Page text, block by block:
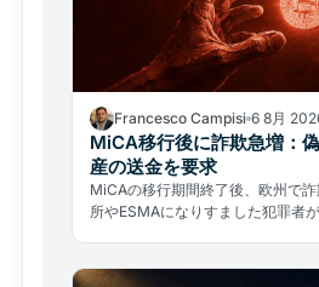
Francesco Campisi 6 8月
MiCA移行後に詐欺急増：
産の送金を要求
MiCAの移行期間終了後、欧州で
所やESMAになりすました犯罪者